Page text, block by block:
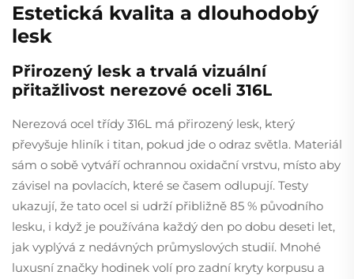
Estetická kvalita a dlouhodobý
lesk
Přirozený lesk a trvalá vizuální
přitažlivost nerezové oceli 316L
Nerezová ocel třídy 316L má přirozený lesk, který
převyšuje hliník i titan, pokud jde o odraz světla. Materiál
sám o sobě vytváří ochrannou oxidační vrstvu, místo aby
závisel na povlacích, které se časem odlupují. Testy
ukazují, že tato ocel si udrží přibližně 85 % původního
lesku, i když je používána každý den po dobu deseti let,
jak vyplývá z nedávných průmyslových studií. Mnohé
luxusní značky hodinek volí pro zadní kryty korpusu a